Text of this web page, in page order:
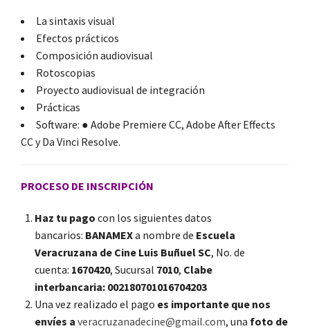
La sintaxis visual
Efectos prácticos
Composición audiovisual
Rotoscopias
Proyecto audiovisual de integración
Prácticas
Software: ● Adobe Premiere CC, Adobe After Effects
CC y Da Vinci Resolve.
PROCESO DE INSCRIPCIÓN
Haz tu pago con los siguientes datos
bancarios: BANAMEXa nombre de Escuela
Veracruzana de Cine Luis Buñuel SC, No. de
cuenta: 1670420, Sucursal 7010, Clabe
interbancaria: 002180701016704203
Una vez realizado el pago es importante que nos
envíes a veracruzanadecine@gmail.com, una foto de